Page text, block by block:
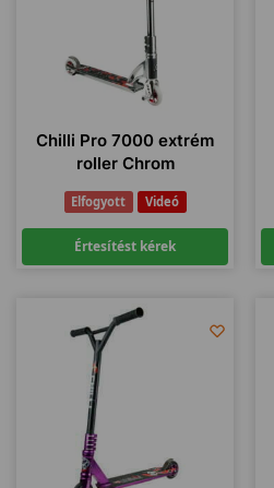
Chilli Pro 7000 extrém
roller Chrom
Elfogyott Videó
Értesítést kérek